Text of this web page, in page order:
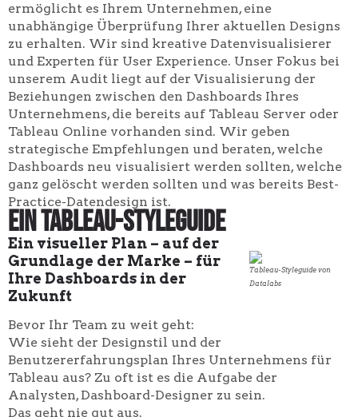
ermöglicht es Ihrem Unternehmen, eine
unabhängige Überprüfung Ihrer aktuellen Designs
zu erhalten. Wir sind kreative Datenvisualisierer
und Experten für User Experience. Unser Fokus bei
unserem Audit liegt auf der Visualisierung der
Beziehungen zwischen den Dashboards Ihres
Unternehmens, die bereits auf Tableau Server oder
Tableau Online vorhanden sind. Wir geben
strategische Empfehlungen und beraten, welche
Dashboards neu visualisiert werden sollten, welche
ganz gelöscht werden sollten und was bereits Best-
Practice-Datendesign ist.
Ein Tableau-Styleguide
Tableau-Styleguide von
Datalabs
Ein visueller Plan – auf der
Grundlage der Marke – für
Ihre Dashboards in der
Zukunft
Bevor Ihr Team zu weit geht:
Wie sieht der Designstil und der
Benutzererfahrungsplan Ihres Unternehmens für
Tableau aus? Zu oft ist es die Aufgabe der
Analysten, Dashboard-Designer zu sein.
Das geht nie gut aus.